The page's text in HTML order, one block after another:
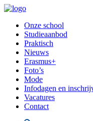
Onze school
Studieaanbod
Praktisch
Nieuws
Erasmus+
Foto’s
Mode
Infodagen en
Vacatures
Contact